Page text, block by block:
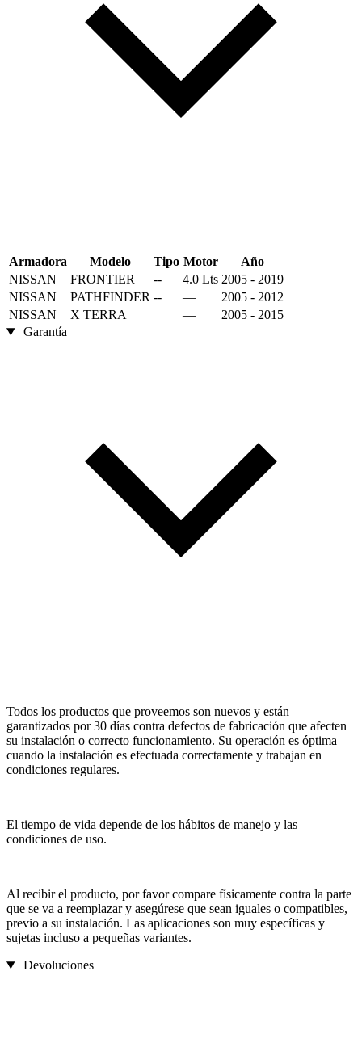
Armadora Modelo Tipo Motor
Año
NISSAN
FRONTIER -- 4.0 Lts 2005 - 2019
NISSAN
PATHFINDER -- —
2005 - 2012
NISSAN
X TERRA —
2005 - 2015
Garantía
Todos los productos que proveemos son nuevos y están
garantizados por 30 días contra defectos de fabricación que afecten
su instalación o correcto funcionamiento. Su operación es óptima
cuando la instalación es efectuada correctamente y trabajan en
condiciones regulares.
El tiempo de vida depende de los hábitos de manejo y las
condiciones de uso.
Al recibir el producto, por favor compare físicamente contra la parte
que se va a reemplazar y asegúrese que sean iguales o compatibles,
previo a su instalación. Las aplicaciones son muy específicas y
sujetas incluso a pequeñas variantes.
Devoluciones